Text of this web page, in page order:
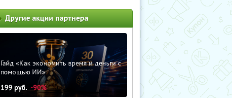
Другие акции партнера
Гайд «Как экономить время и деньги с
помощью ИИ»
199 руб. -90%